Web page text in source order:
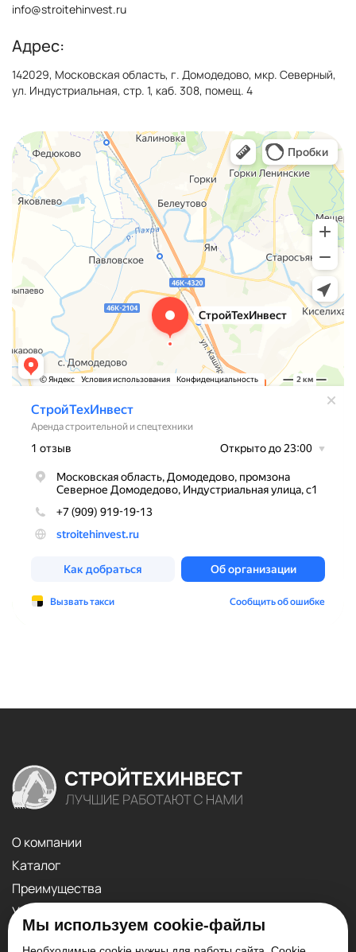
info@stroitehinvest.ru
Адрес:
142029, Московская область, г. Домодедово, мкр. Северный,
ул. Индустриальная, стр. 1, каб. 308, помещ. 4
О компании
Каталог
Преимущества
Услуги
Контакты
Мы используем cookie-файлы